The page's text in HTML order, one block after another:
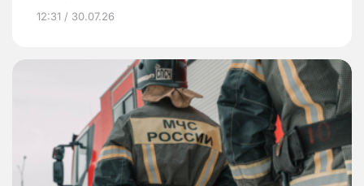
12:31 / 30.07.26